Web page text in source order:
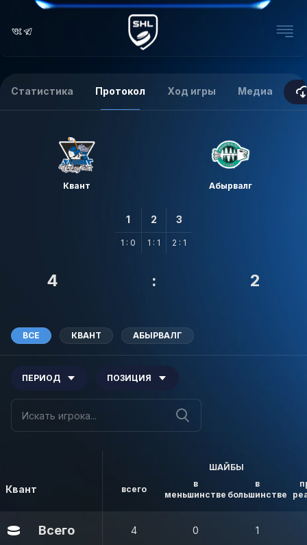
Статистика Протокол Ход игры Медиа
Квант Абырвалг
1
1 : 0
2
1 : 1
3
2 : 1
4 : 2
ВСЕ КВАНТ АБЫРВАЛГ
ПЕРИОД ПОЗИЦИЯ
Квант
ШАЙБЫ
всего
в
меньшинстве
в
большинстве
Всего 4 0 1